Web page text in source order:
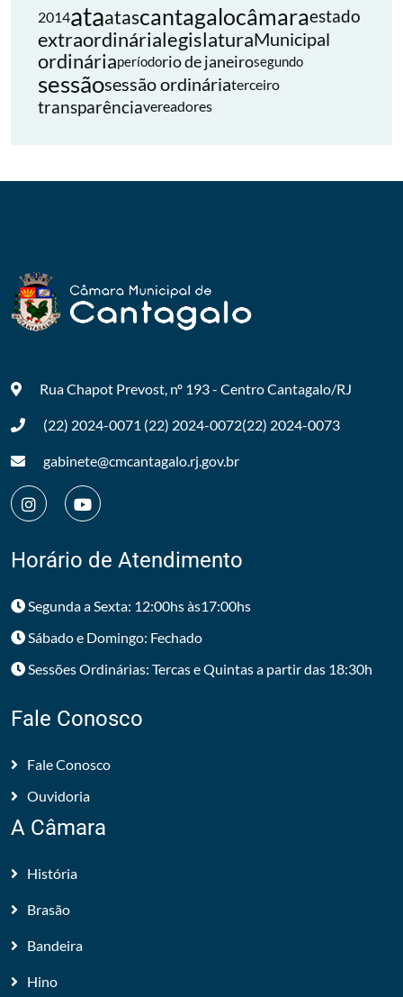
2014ataatascantagalocâmaraestado
extraordinárialegislaturaMunicipal
ordináriaperíodorio de janeirosegundo
sessãosessão ordináriaterceiro
transparênciavereadores
Rua Chapot Prevost, nº 193 - CentroCantagalo/RJ
(22) 2024-0071 (22) 2024-0072(22) 2024-0073
gabinete@cmcantagalo.rj.gov.br
Horário de Atendimento
Segunda a Sexta: 12:00hs às17:00hs
Sábado e Domingo: Fechado
Sessões Ordinárias: Tercas e Quintas a partir das 18:30h
Fale Conosco
Fale Conosco
Ouvidoria
A Câmara
História
Brasão
Bandeira
Hino